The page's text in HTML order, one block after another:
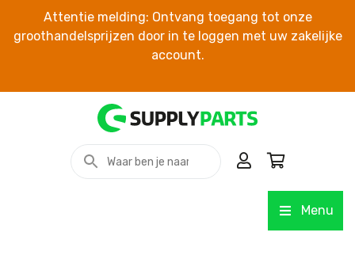
Attentie melding: Ontvang toegang tot onze
groothandelsprijzen door in te loggen met uw zakelijke
account.
Menu